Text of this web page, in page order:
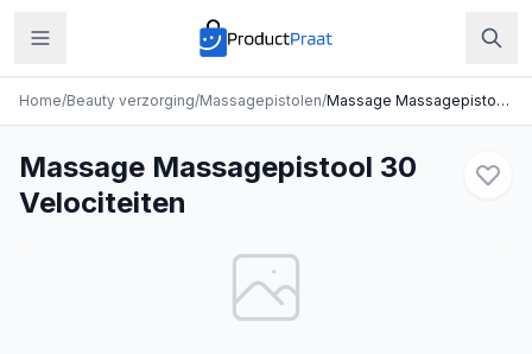
Home/Beauty verzorging/Massagepistolen/ Massage Massagepistool 30 Velociteiten
Massage Massagepistool 30
Velociteiten